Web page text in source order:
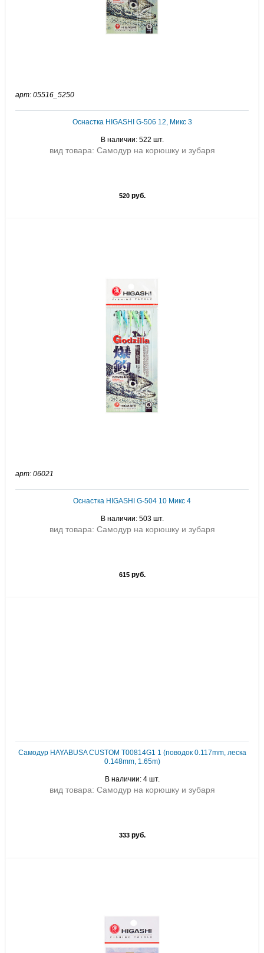
арт: 05516_5250
Оснастка HIGASHI G-506 12, Микс 3
В наличии: 522 шт.
вид товара: Самодур на корюшку и зубаря
520руб.
арт: 06021
Оснастка HIGASHI G-504 10 Микс 4
В наличии: 503 шт.
вид товара: Самодур на корюшку и зубаря
615руб.
Самодур HAYABUSA CUSTOM T00814G1 1 (поводок 0.117mm, леска
0.148mm, 1.65m)
В наличии: 4 шт.
вид товара: Самодур на корюшку и зубаря
333руб.